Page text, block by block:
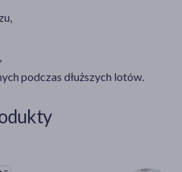
podczas dłuższych lotów.